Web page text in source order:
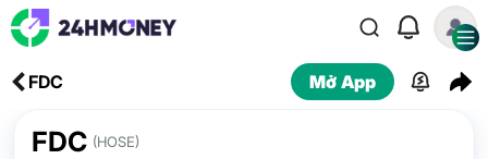
FDC Mở App
FDC (HOSE)